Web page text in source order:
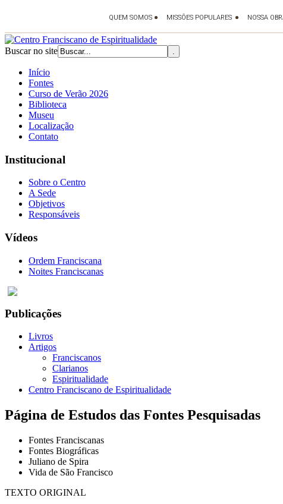
Buscar no site
Início
Fontes
Curso de Verão 2026
Biblioteca
Museu
Localização
Contato
Institucional
Sobre o Centro
A Sede
Objetivos
Responsáveis
Vídeos
Ordem Franciscana
Noites Franciscanas
Publicações
Livros
Artigos
Franciscanos
Clarianos
Espiritualidade
Centro Franciscano de Espiritualidade
Página de Estudos das Fontes Pesquisadas
Fontes Franciscanas
Fontes Biográficas
Juliano de Spira
Vida de São Francisco
TEXTO ORIGINAL